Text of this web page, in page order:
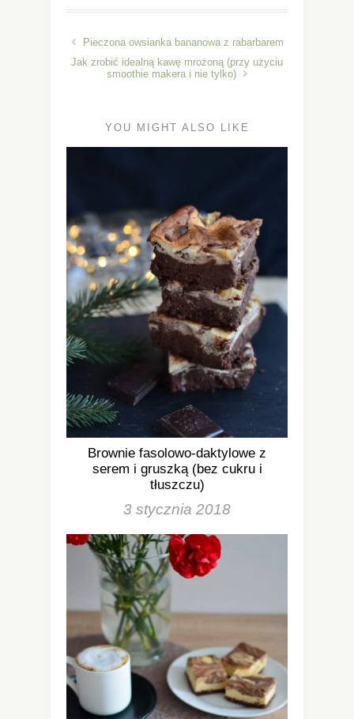
Pieczona owsianka bananowa z rabarbarem
Jak zrobić idealną kawę mrożoną (przy użyciu
smoothie makera i nie tylko)
YOU MIGHT ALSO LIKE
Brownie fasolowo-daktylowe z
serem i gruszką (bez cukru i
tłuszczu)
3 stycznia 2018